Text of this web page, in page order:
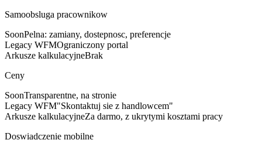
Samoobsluga pracownikow
SoonPelna: zamiany, dostepnosc, preferencje
Legacy WFMOgraniczony portal
Arkusze kalkulacyjneBrak
Ceny
SoonTransparentne, na stronie
Legacy WFM"Skontaktuj sie z handlowcem"
Arkusze kalkulacyjneZa darmo, z ukrytymi kosztami pracy
Doswiadczenie mobilne